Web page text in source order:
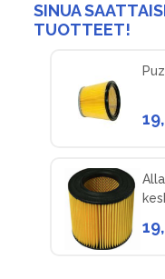
SINUA
TUOTTEET!